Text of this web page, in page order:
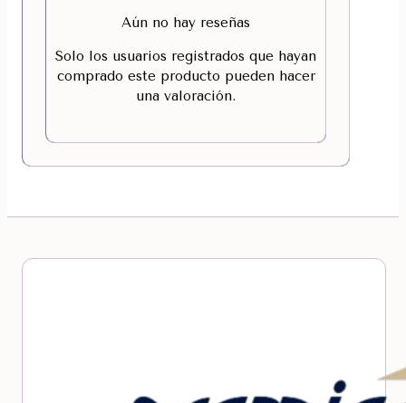
Aún no hay reseñas
Solo los usuarios registrados que hayan
comprado este producto pueden hacer
una valoración.